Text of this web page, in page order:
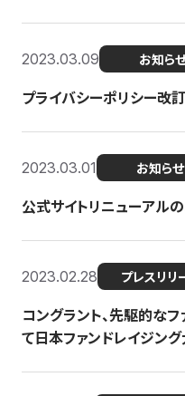
2023.03.09 お知ら
プライバシーポリシー改
2023.03.01 お知らせ
公式サイトリニューアル
2023.02.28 プレスリリ
コングラント、先駆的な
て日本ファンドレイジン